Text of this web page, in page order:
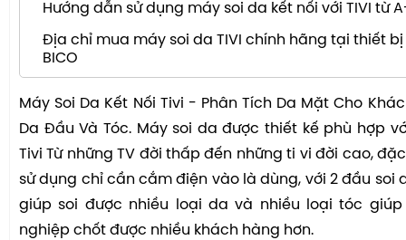
Hướng dẫn sử dụng máy soi da kết nối với TIVI từ
Địa chỉ mua máy soi da TIVI chính hãng tại thiết
BICO
Máy Soi Da Kết Nối Tivi - Phân Tích Da Mặt Cho
Da Đầu Và Tóc. Máy soi da được thiết kế phù hợp
Tivi Từ những TV đời thấp đến những ti vi đời cao,
sử dụng chỉ cần cắm điện vào là dùng, với 2 đầu soi
giúp soi được nhiều loại da và nhiều loại tóc
nghiệp chốt được nhiều khách hàng hơn.